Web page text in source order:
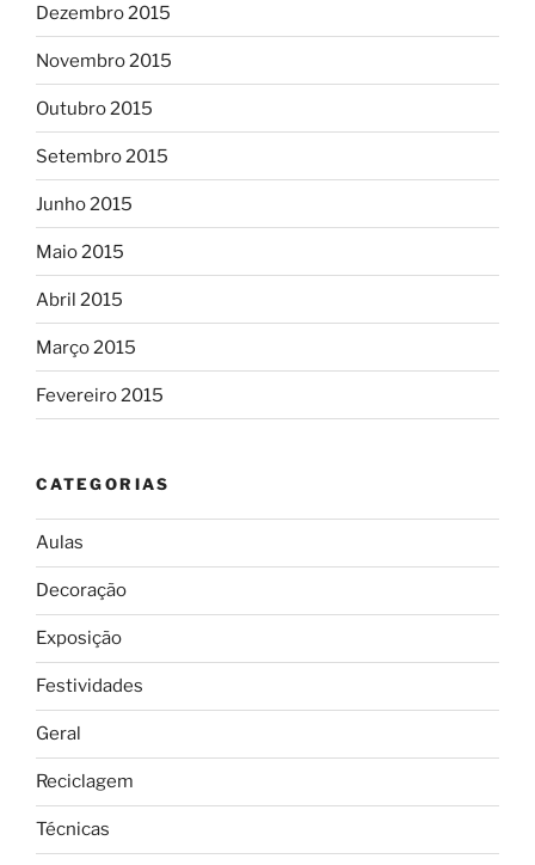
Dezembro 2015
Novembro 2015
Outubro 2015
Setembro 2015
Junho 2015
Maio 2015
Abril 2015
Março 2015
Fevereiro 2015
CATEGORIAS
Aulas
Decoração
Exposição
Festividades
Geral
Reciclagem
Técnicas